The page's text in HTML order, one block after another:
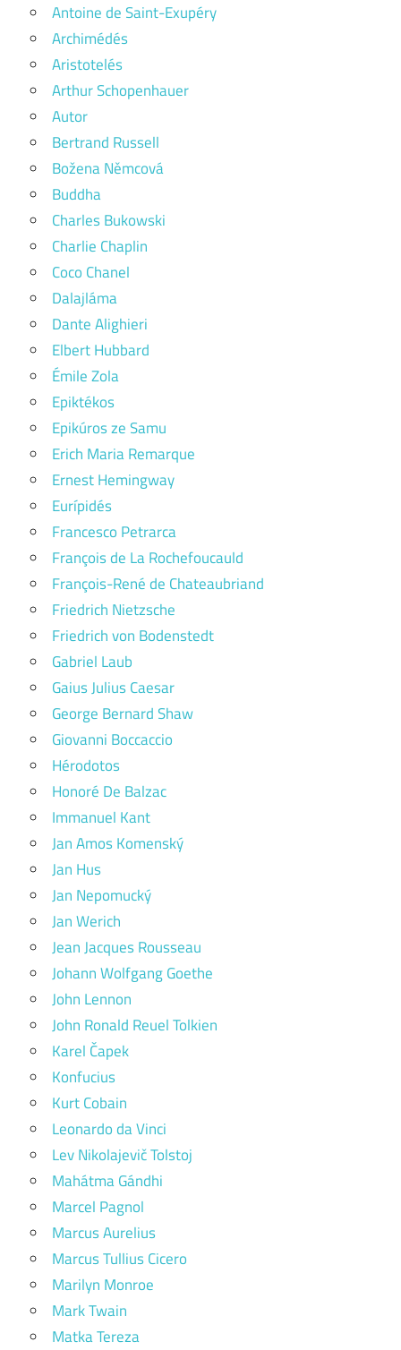
Antoine de Saint-Exupéry
Archimédés
Aristotelés
Arthur Schopenhauer
Autor
Bertrand Russell
Božena Němcová
Buddha
Charles Bukowski
Charlie Chaplin
Coco Chanel
Dalajláma
Dante Alighieri
Elbert Hubbard
Émile Zola
Epiktékos
Epikúros ze Samu
Erich Maria Remarque
Ernest Hemingway
Eurípidés
Francesco Petrarca
François de La Rochefoucauld
François-René de Chateaubriand
Friedrich Nietzsche
Friedrich von Bodenstedt
Gabriel Laub
Gaius Julius Caesar
George Bernard Shaw
Giovanni Boccaccio
Hérodotos
Honoré De Balzac
Immanuel Kant
Jan Amos Komenský
Jan Hus
Jan Nepomucký
Jan Werich
Jean Jacques Rousseau
Johann Wolfgang Goethe
John Lennon
John Ronald Reuel Tolkien
Karel Čapek
Konfucius
Kurt Cobain
Leonardo da Vinci
Lev Nikolajevič Tolstoj
Mahátma Gándhi
Marcel Pagnol
Marcus Aurelius
Marcus Tullius Cicero
Marilyn Monroe
Mark Twain
Matka Tereza